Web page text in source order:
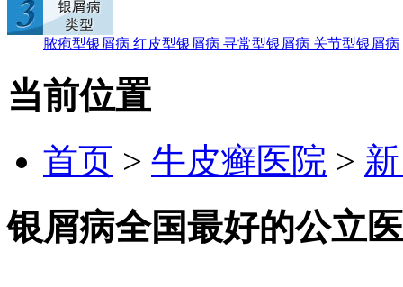
脓疱型银屑病 红皮型银屑病 寻常型银屑病 关节型银屑病
当前位置
首页 > 牛皮癣医院 >
银屑病全国最好的公立